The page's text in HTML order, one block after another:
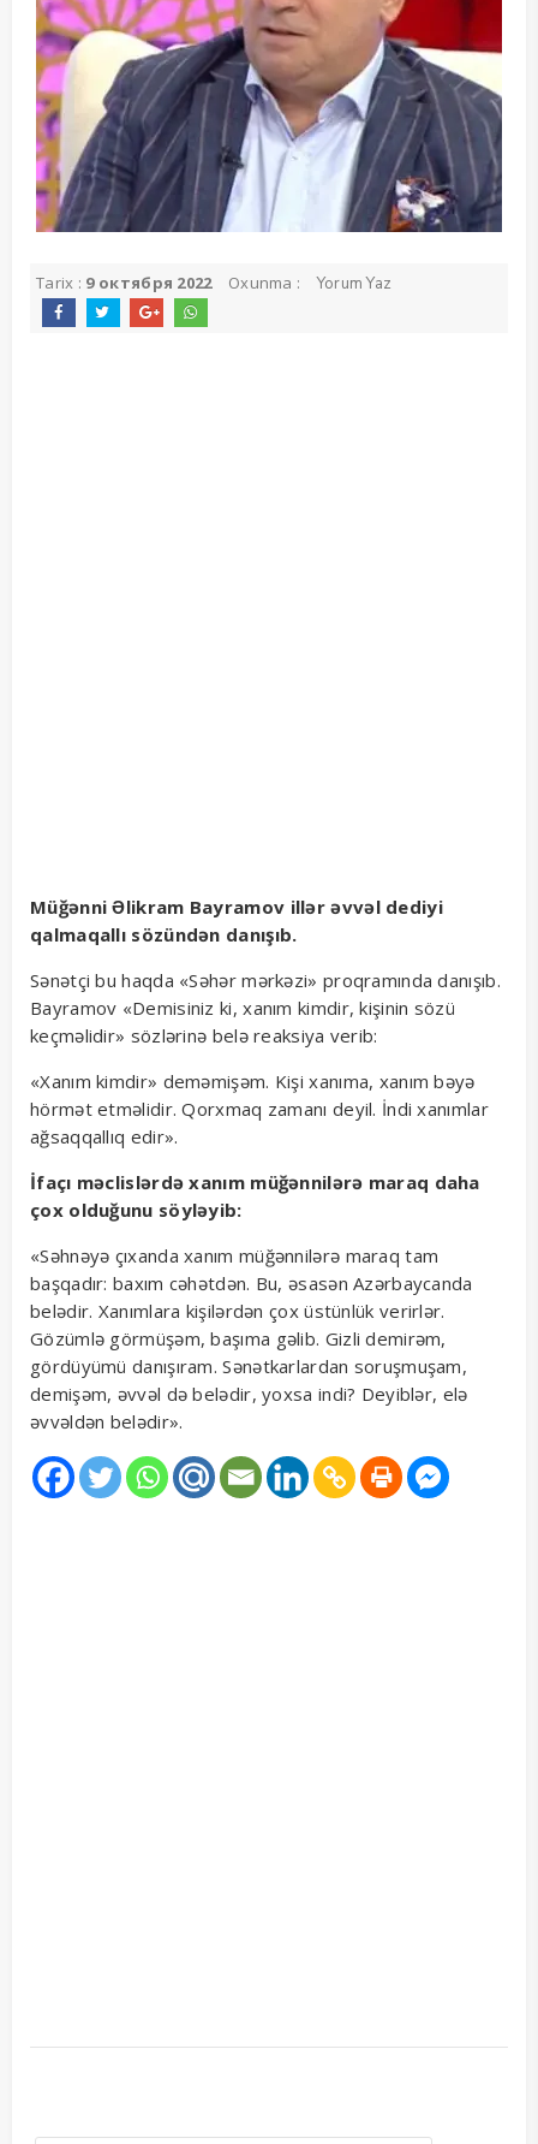
Tarix : 9 октября 2022 Oxunma : Yorum Yaz
Müğənni Əlikram Bayramov illər əvvəl dediyi
qalmaqallı sözündən danışıb.
Sənətçi bu haqda «Səhər mərkəzi» proqramında danışıb.
Bayramov «Demisiniz ki, xanım kimdir, kişinin sözü
keçməlidir» sözlərinə belə reaksiya verib:
«Xanım kimdir» deməmişəm. Kişi xanıma, xanım bəyə
hörmət etməlidir. Qorxmaq zamanı deyil. İndi xanımlar
ağsaqqallıq edir».
İfaçı məclislərdə xanım müğənnilərə maraq daha
çox olduğunu söyləyib:
«Səhnəyə çıxanda xanım müğənnilərə maraq tam
başqadır: baxım cəhətdən. Bu, əsasən Azərbaycanda
belədir. Xanımlara kişilərdən çox üstünlük verirlər.
Gözümlə görmüşəm, başıma gəlib. Gizli demirəm,
gördüyümü danışıram. Sənətkarlardan soruşmuşam,
demişəm, əvvəl də belədir, yoxsa indi? Deyiblər, elə
əvvəldən belədir».